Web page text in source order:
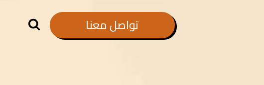
تواصل معنا